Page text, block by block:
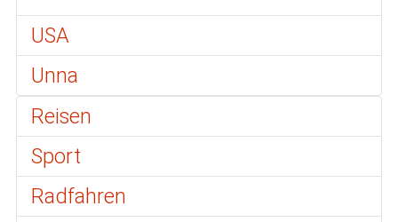
USA
Unna
Reisen
Sport
Radfahren